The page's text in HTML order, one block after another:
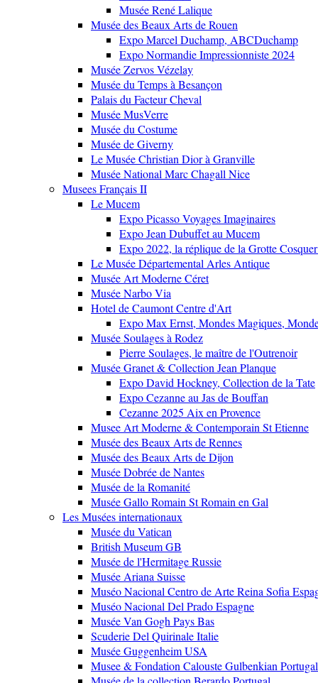
Musée René Lalique
Musée des Beaux Arts de Rouen
Expo Marcel Duchamp, ABCDuchamp
Expo Normandie Impressionniste 2024
Musée Zervos Vézelay
Musée du Temps à Besançon
Palais du Facteur Cheval
Musée MusVerre
Musée du Costume
Musée de Giverny
Le Musée Christian Dior à Granville
Musée National Marc Chagall Nice
Musees Français II
Le Mucem
Expo Picasso Voyages Imaginaires
Expo Jean Dubuffet au Mucem
Expo 2022, la réplique de la Grotte
Le Musée Départemental Arles Antique
Musée Art Moderne Céret
Musée Narbo Via
Hotel de Caumont Centre d'Art
Expo Max Ernst, Mondes Magiques,
Musée Soulages à Rodez
Pierre Soulages, le maître de l'Outrenoir
Musée Granet & Collection Jean Planque
Expo David Hockney, Collection de la Tate
Expo Cezanne au Jas de Bouffan
Cezanne 2025 Aix en Provence
Musee Art Moderne & Contemporain St Etienne
Musée des Beaux Arts de Rennes
Musée des Beaux Arts de Dijon
Musée Dobrée de Nantes
Musée de la Romanité
Musée Gallo Romain St Romain en Gal
Les Musées internationaux
Musée du Vatican
British Museum GB
Musée de l'Hermitage Russie
Musée Ariana Suisse
Muséo Nacional Centro de Arte Reina Sofia
Muséo Nacional Del Prado Espagne
Musée Van Gogh Pays Bas
Scuderie Del Quirinale Italie
Musée Guggenheim USA
Musee & Fondation Calouste Gulbenkian Portugal